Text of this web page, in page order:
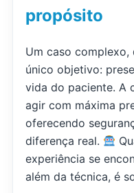
propósito
Um caso complexo,
único objetivo:
vida do paciente. A
agir com máxima
oferecendo
diferença real. ‌
experiência se
além da técnica, é